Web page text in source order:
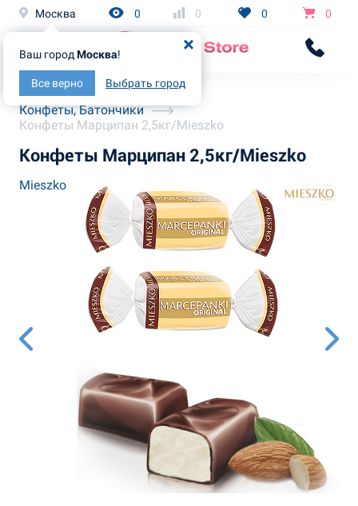
Москва
Ваш город Москва!
Все верно Выбрать город
0 0 0 0
Главная
Каталог
Конфеты, Батончики
Конфеты Марципан 2,5кг/Mieszko
Конфеты Марципан 2,5кг/Mieszko
Mieszko